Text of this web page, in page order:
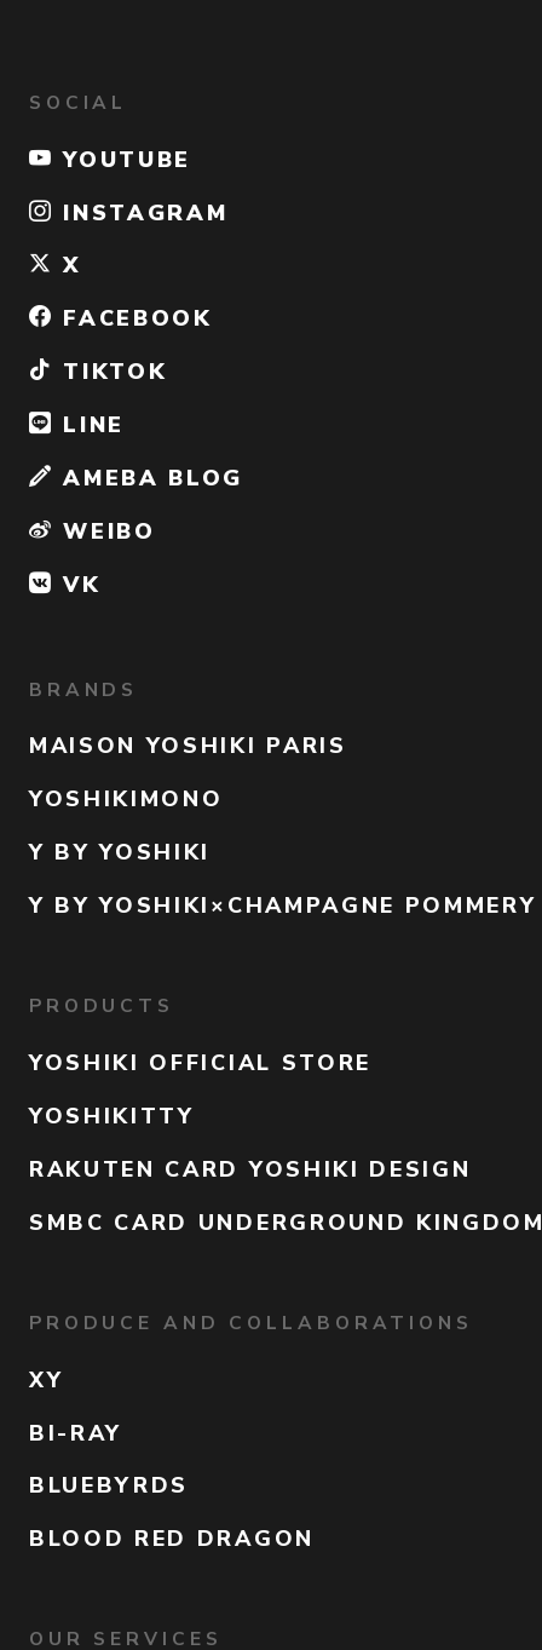
SOCIAL
YOUTUBE
INSTAGRAM
X
FACEBOOK
TIKTOK
LINE
AMEBA BLOG
WEIBO
VK
BRANDS
MAISON YOSHIKI PARIS
YOSHIKIMONO
Y BY YOSHIKI
Y BY YOSHIKI×CHAMPAGNE POMMERY
PRODUCTS
YOSHIKI OFFICIAL STORE
YOSHIKITTY
RAKUTEN CARD YOSHIKI DESIGN
SMBC CARD UNDERGROUND
PRODUCE AND COLLABORATIONS
XY
BI-RAY
BLUEBYRDS
BLOOD RED DRAGON
OUR SERVICES